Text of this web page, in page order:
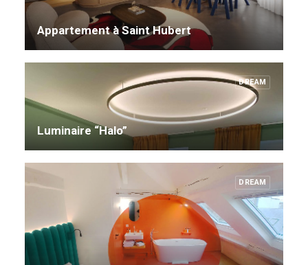
Appartement à Saint Hubert
DREAM
Luminaire “Halo”
DREAM